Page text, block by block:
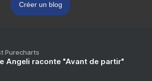
Créer un blog
Purecharts
Angeli raconte "Avant de partir"